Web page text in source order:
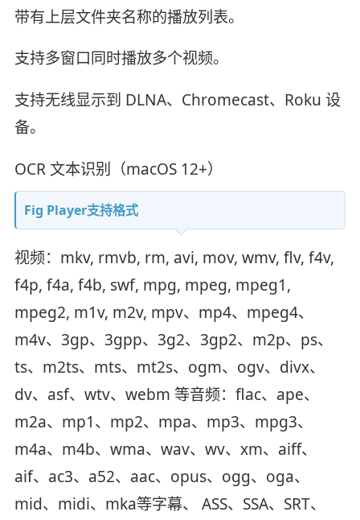
带有上层文件夹名称的播放列表。
支持多窗口同时播放多个视频。
支持无线显示到 DLNA、Chromecast、Roku 设
备。
OCR 文本识别（macOS 12+）
Fig Player支持格式
视频：mkv, rmvb, rm, avi, mov, wmv, flv, f4v,
f4p, f4a, f4b, swf, mpg, mpeg, mpeg1,
mpeg2, m1v, m2v, mpv、mp4、mpeg4、
m4v、3gp、3gpp、3g2、3gp2、m2p、ps、
ts、m2ts、mts、mt2s、ogm、ogv、divx、
dv、asf、wtv、webm 等音频：flac、ape、
m2a、mp1、mp2、mpa、mp3、mpg3、
m4a、m4b、wma、wav、wv、xm、aiff、
aif、ac3、a52、aac、opus、ogg、oga、
mid、midi、mka等字幕、 ASS、SSA、SRT、